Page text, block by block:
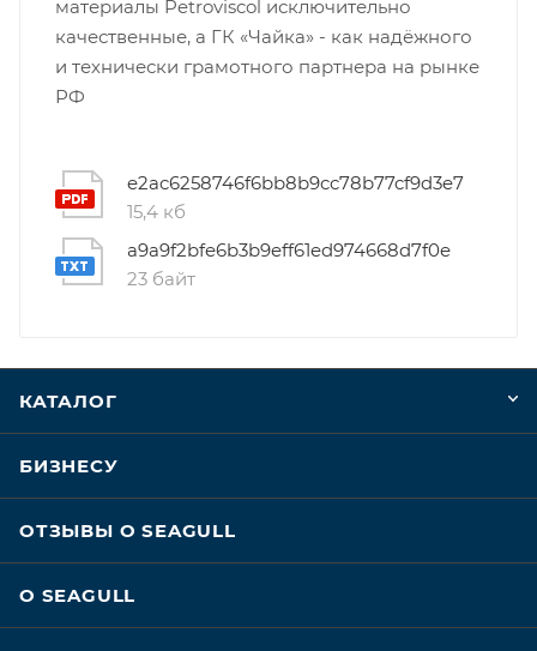
материалы Petroviscol исключительно
качественные, а ГК «Чайка» - как надёжного
и технически грамотного партнера на рынке
РФ
e2ac6258746f6bb8b9cc78b77cf9d3e7
15,4 кб
a9a9f2bfe6b3b9eff61ed974668d7f0e
23 байт
КАТАЛОГ
БИЗНЕСУ
ОТЗЫВЫ О SEAGULL
О SEAGULL